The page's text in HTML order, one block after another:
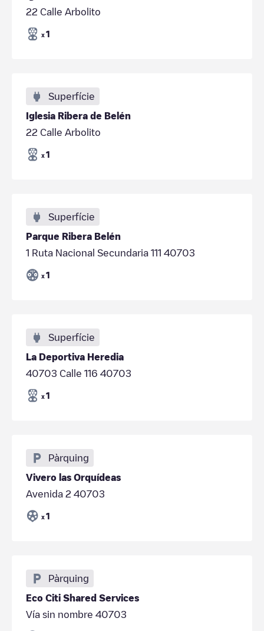
22 Calle Arbolito
x 1
Superfície
Iglesia Ribera de Belén
22 Calle Arbolito
x 1
Superfície
Parque Ribera Belén
1 Ruta Nacional Secundaria 111 40703
x 1
Superfície
La Deportiva Heredia
40703 Calle 116 40703
x 1
Pàrquing
Vivero las Orquídeas
Avenida 2 40703
x 1
Pàrquing
Eco Citi Shared Services
Vía sin nombre 40703